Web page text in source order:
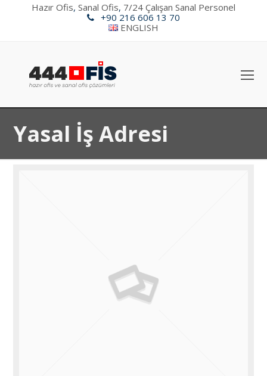
Hazır Ofis, Sanal Ofis, 7/24 Çalışan Sanal Personel
+90 216 606 13 70
ENGLISH
Yasal İş Adresi